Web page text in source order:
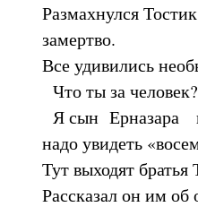
Размахнулся
замертво.
Все удивились
Что ты за
Я сын Ерназара
надо увидеть
Тут выходят
Рассказал он им об